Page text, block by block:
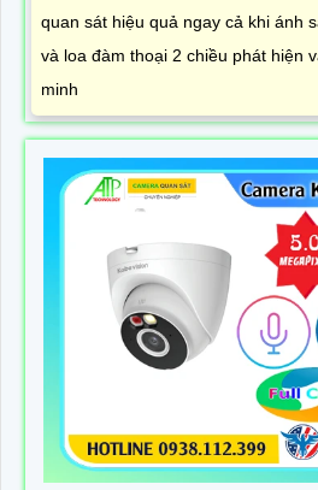
quan sát hiệu quả ngay cả khi ánh
và loa đàm thoại 2 chiều phát hiện
minh